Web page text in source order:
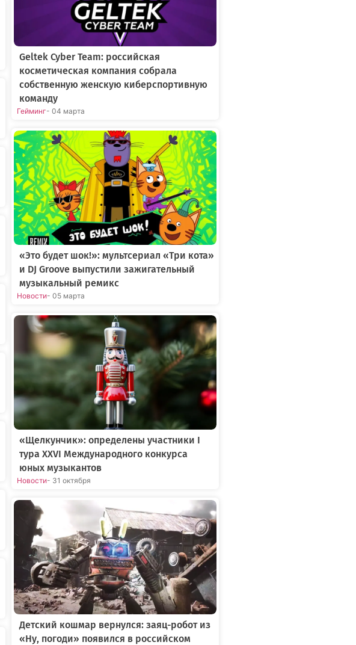
Geltek Cyber Team: российская
косметическая компания собрала
собственную женскую киберспортивную
команду
Гейминг- 04 марта
«Это будет шок!»: мультсериал «Три кота»
и DJ Groove выпустили зажигательный
музыкальный ремикс
Новости- 05 марта
«Щелкунчик»: определены участники I
тура XXVI Международного конкурса
юных музыкантов
Новости- 31 октября
Детский кошмар вернулся: заяц-робот из
«Ну, погоди» появился в российском